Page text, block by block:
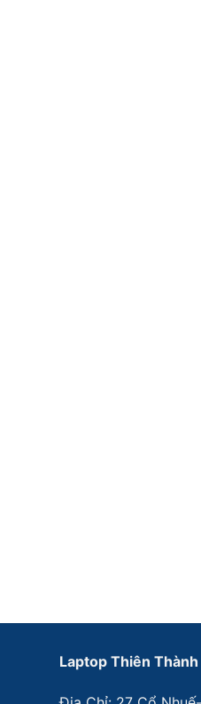
Laptop Thiên Thành